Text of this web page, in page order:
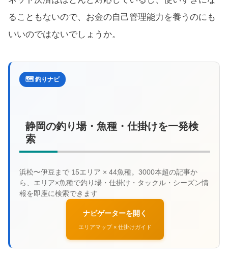
ることもないので、お金の自己管理能力を養うのにも
いいのではないでしょうか。
🗺️ 釣りナビ
静岡の釣り場・魚種・仕掛けを一発検
索
ナビゲーターを開く
エリアマップ × 仕掛けガイド